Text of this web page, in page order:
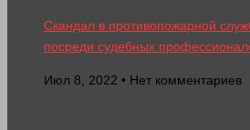
Скандал в противопожарной
посреди судебных
Июл 8, 2022 • Нет комментариев